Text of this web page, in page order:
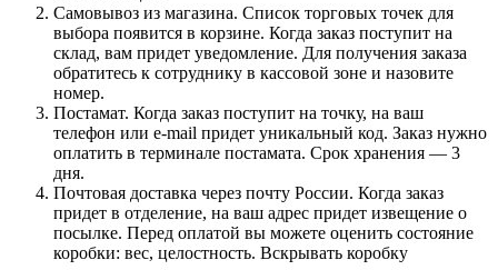
Самовывоз из магазина. Список торговых точек для
выбора появится в корзине. Когда заказ поступит на
склад, вам придет уведомление. Для получения заказа
обратитесь к сотруднику в кассовой зоне и назовите
номер.
Постамат. Когда заказ поступит на точку, на ваш
телефон или e-mail придет уникальный код. Заказ нужно
оплатить в терминале постамата. Срок хранения — 3
дня.
Почтовая доставка через почту России. Когда заказ
придет в отделение, на ваш адрес придет извещение о
посылке. Перед оплатой вы можете оценить состояние
коробки: вес, целостность. Вскрывать коробку